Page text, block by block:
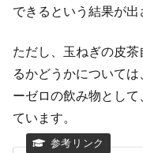
できるという結果が出
ただし、玉ねぎの皮
るかどうかについて
ーゼロの飲み物とし
ています。